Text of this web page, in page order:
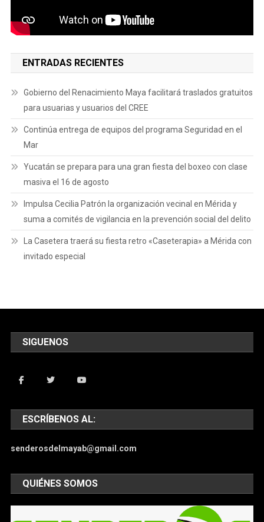
ENTRADAS RECIENTES
Gobierno del Renacimiento Maya facilitará traslados gratuitos
para usuarias y usuarios del CREE
Continúa entrega de equipos del programa Seguridad en el
Mar
Yucatán se prepara para una gran fiesta del boxeo con clase
masiva el 16 de agosto
Impulsa Cecilia Patrón la organización vecinal en Mérida y
suma a comités de vigilancia en la prevención social del delito
La Casetera traerá su fiesta retro «Caseterapia» a Mérida con
invitado especial
SIGUENOS
ESCRÍBENOS AL:
senderosdelmayab@gmail.com
QUIÉNES SOMOS